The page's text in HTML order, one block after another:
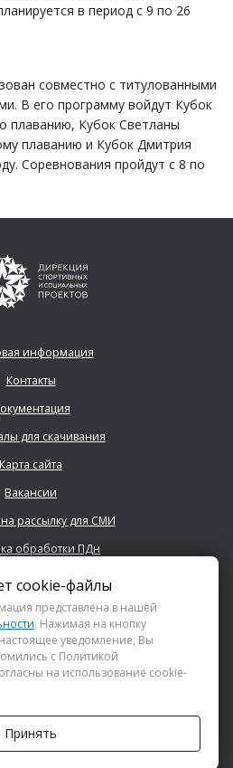
в период с 9 по 26
совместно с титулованными
В его программу войдут Кубок
плаванию, Кубок Светланы
плаванию и Кубок Дмитрия
Соревнования пройдут с 8 по
И СОЦИАЛЬНЫХ ПРОЕКТОВ»
информация
Контакты
для скачивания
Карта сайта
Вакансии
рассылку для СМИ
обработки ПДн
222 0700
cookie-файлы
представлена в нашей
. Нажимая на кнопку
уведомление, Вы
с Политикой
на использование cookie-
Принять